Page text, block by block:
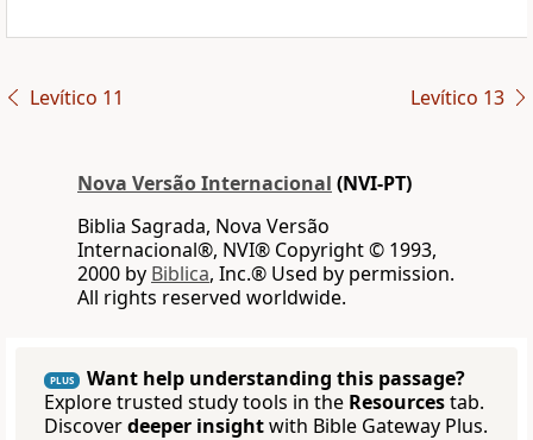
Levítico 11 Levítico 13
Nova Versão Internacional (NVI-PT)
Biblia Sagrada, Nova Versão
Internacional®, NVI® Copyright © 1993,
2000 by Biblica, Inc.® Used by permission.
All rights reserved worldwide.
PLUS
Want help understanding this passage?
Explore trusted study tools in the Resourcestab.
Discoverdeeper insightwith Bible Gateway Plus.